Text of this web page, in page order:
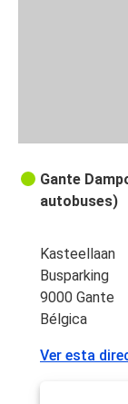
Gante
autobuses)
Kasteellaan
Busparking
9000 Gante
Bélgica
Ver esta